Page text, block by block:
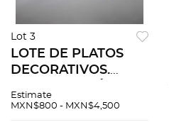
Lot 3
LOTE DE PLATOS
DECORATIVOS.
SXX. Elaborados en
Estimate
MXN$800 - MXN$4,500